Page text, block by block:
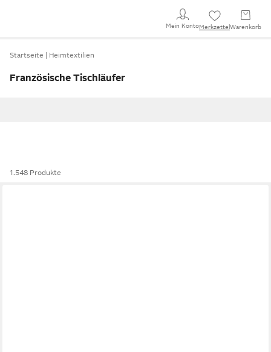
Mein KontoMerkzettel Warenkorb
Startseite Heimtextilien
Französische Tischläufer
1.548 Produkte